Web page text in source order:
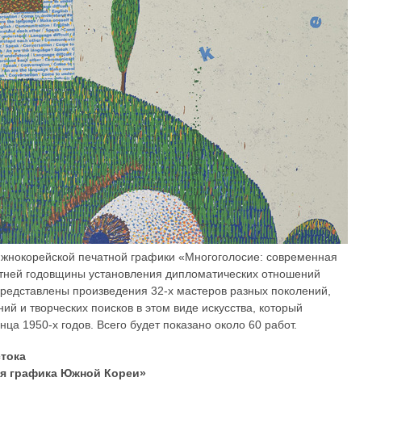
печатной графики «Многоголосие: современная
годовщины установления дипломатических отношений
произведения 32-х мастеров разных поколений,
и творческих поисков в этом виде искусства, который
1950-х годов. Всего будет показано около 60 работ.
графика Южной Кореи»